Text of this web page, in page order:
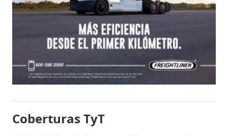
Coberturas TyT